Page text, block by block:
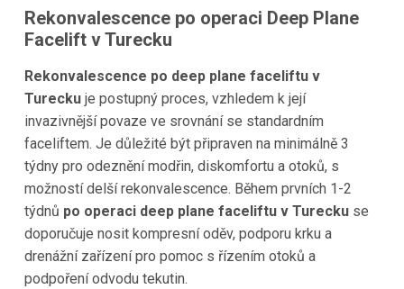
Rekonvalescence po operaci Deep Plane
Facelift v Turecku
Rekonvalescence po deep plane faceliftu v
Tureckuje postupný proces, vzhledem k její
invazivnější povaze ve srovnání se standardním
faceliftem. Je důležité být připraven na minimálně 3
týdny pro odeznění modřin, diskomfortu a otoků, s
možností delší rekonvalescence. Během prvních 1-2
týdnů po operaci deep plane faceliftu v Tureckuse
doporučuje nosit kompresní oděv, podporu krku a
drenážní zařízení pro pomoc s řízením otoků a
podpoření odvodu tekutin.